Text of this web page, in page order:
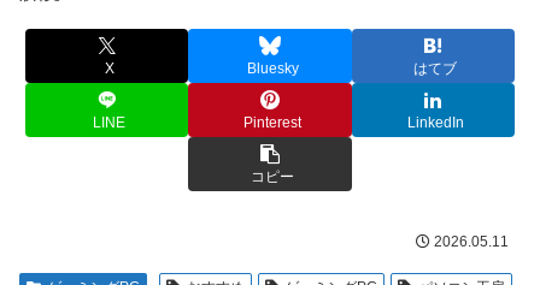
X Bluesky はてブ
LINE Pinterest LinkedIn
コピー
2026.05.11